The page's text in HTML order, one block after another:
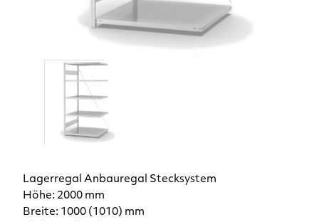
Lagerregal Anbauregal Stecksystem
Höhe: 2000 mm
Breite: 1000 (1010) mm